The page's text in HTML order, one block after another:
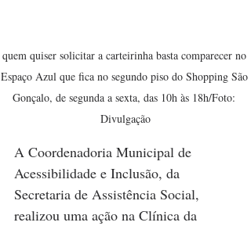
quem quiser solicitar a carteirinha basta comparecer no
Espaço Azul que fica no segundo piso do Shopping São
Gonçalo, de segunda a sexta, das 10h às 18h/Foto:
Divulgação
A Coordenadoria Municipal de
Acessibilidade e Inclusão, da
Secretaria de Assistência Social,
realizou uma ação na Clínica da